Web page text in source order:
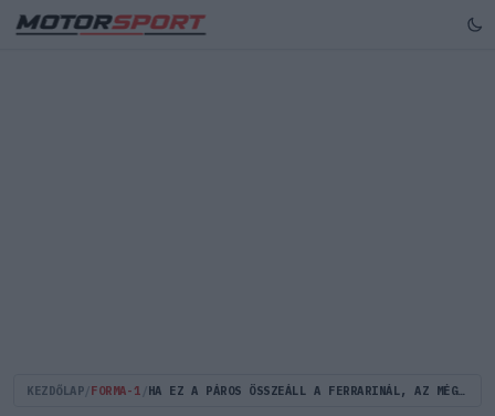
KEZDŐLAP FORMA-1 HA EZ A PÁROS ÖSSZEÁLL A FERRARINÁL, AZ MÉG A SENNA-PROST DUÓN IS TÚLTEHET